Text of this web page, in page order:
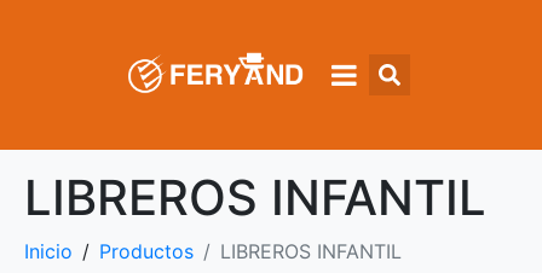
LIBREROS INFANTIL
Inicio Productos LIBREROS INFANTIL